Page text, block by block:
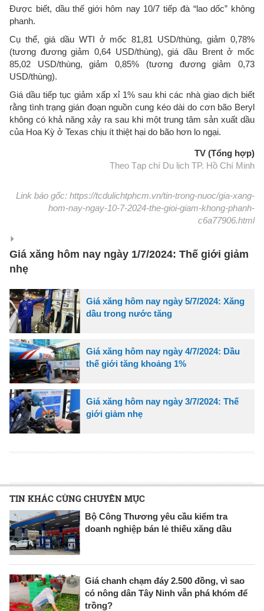
Được biết, dầu thế giới hôm nay 10/7 tiếp đà “lao dốc” không
phanh.
Cụ thể, giá dầu WTI ở mốc 81,81 USD/thùng, giảm 0,78%
(tương đương giảm 0,64 USD/thùng), giá dầu Brent ở mốc
85,02 USD/thùng, giảm 0,85% (tương đương giảm 0,73
USD/thùng).
Giá dầu tiếp tục giảm xấp xỉ 1% sau khi các nhà giao dịch biết
rằng tình trạng gián đoạn nguồn cung kéo dài do cơn bão Beryl
không có khả năng xảy ra sau khi một trung tâm sản xuất dầu
của Hoa Kỳ ở Texas chịu ít thiệt hại do bão hơn lo ngại.
TV (Tổng hợp)
Theo Tạp chí Du lịch TP. Hồ Chí Minh
Link báo gốc: https://tcdulichtphcm.vn/tin-trong-nuoc/gia-xang-
hom-nay-ngay-10-7-2024-the-gioi-giam-khong-phanh-
c6a77906.html
Giá xăng hôm nay ngày 1/7/2024: Thế giới giảm
nhẹ
Giá xăng hôm nay ngày 5/7/2024: Xăng
dầu trong nước tăng
Giá xăng hôm nay ngày 4/7/2024: Dầu
thế giới tăng khoảng 1%
Giá xăng hôm nay ngày 3/7/2024: Thế
giới giảm nhẹ
TIN KHÁC CÙNG CHUYÊN MỤC
Bộ Công Thương yêu cầu kiểm tra
doanh nghiệp bán lẻ thiếu xăng dầu
Giá chanh chạm đáy 2.500 đồng, vì sao
có nông dân Tây Ninh vẫn phá khóm để
trồng?